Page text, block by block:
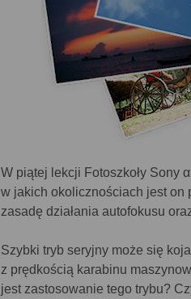
W piątej lekcji Fotoszkoły Sony
w jakich okolicznościach jest on
zasadę działania autofokusu
Szybki tryb seryjny może się
z prędkością karabinu
jest zastosowanie tego trybu?